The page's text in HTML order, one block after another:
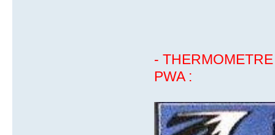
-
PWA :